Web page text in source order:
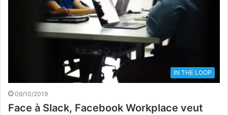
IN THE LOOP
09/10/2019
Face à Slack, Facebook Workplace veut